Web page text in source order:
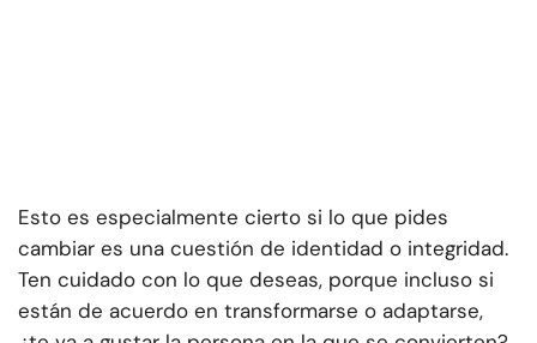
Esto es especialmente cierto si lo que pides
cambiar es una cuestión de identidad o integridad.
Ten cuidado con lo que deseas, porque incluso si
están de acuerdo en transformarse o adaptarse,